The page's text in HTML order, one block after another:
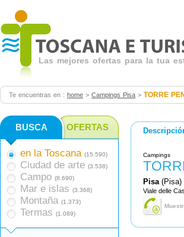
Las mejores ofertas para la tua
Te encuentras en : home > Campings Pisa > TORRE
Campings
Pisa(Pisa)
Viale delle
BUSCA OFERTAS
en la Toscana (15.590)
Ciudad de arte (3.538)
Campo (8.690)
Mar e islas (3.368)
Montaña (1.373)
Termas (1.089)